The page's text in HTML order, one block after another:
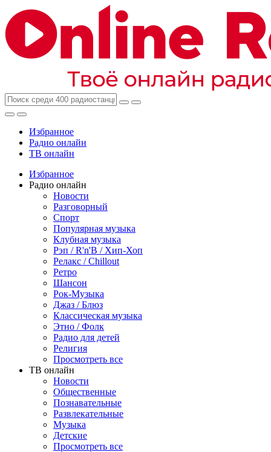
Избранное
Радио онлайн
ТВ онлайн
Избранное
Радио онлайн
Новости
Разговорный
Спорт
Популярная музыка
Клубная музыка
Рэп / R'n'B / Хип-Хоп
Релакс / Chillout
Ретро
Шансон
Рок-Музыка
Джаз / Блюз
Классическая музыка
Этно / Фолк
Радио для детей
Религия
Просмотреть все
ТВ онлайн
Новости
Общественные
Познавательные
Развлекательные
Музыка
Детские
Просмотреть все